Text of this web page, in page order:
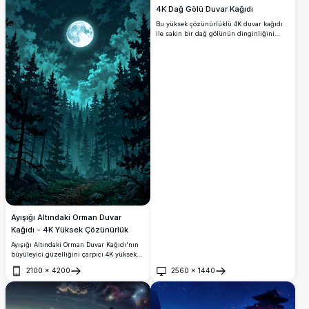
Ayışığı Altındaki Orman Duvar
Kağıdı - 4K Yüksek Çözünürlük
Ayışığı Altındaki Orman Duvar Kağıdı'nın
büyüleyici güzelliğini çarpıcı 4K yüksek
dolu bir gece gökyüzünün altında yoğun
çam ağaçlarının arasından parlayan
dolunayın nefes kesici manzarasını sunan
bu yüksek kaliteli görüntü, masaüstü veya
2100 × 4200
Aç
4K Dağ Gölü Duvar Kağıdı
Bu yüksek çözünürlüklü 4K duvar kağıdı
ile sakin bir dağ gölünün dinginliğini
2560 × 1440
Aç